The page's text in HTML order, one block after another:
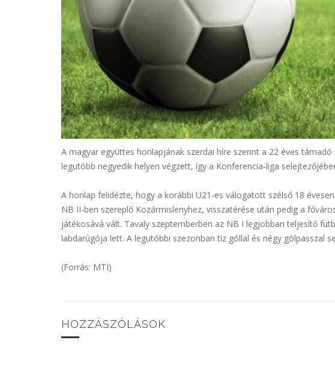
A magyar együttes honlapjának szerdai híre szerint a 22 éves
legutóbb negyedik helyen végzett, így a Konferencia-liga
A honlap felidézte, hogy a korábbi U21-es válogatott szélső 18
NB II-ben szereplő Kozármislenyhez, visszatérése után pedig a
játékosává vált. Tavaly szeptemberben az NB I legjobban teljesítő
labdarúgója lett. A legutóbbi szezonban tíz góllal és négy gólpasszal
(Forrás: MTI)
HOZZÁSZÓLÁSOK